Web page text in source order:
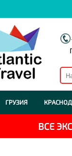
ГРУЗИЯ
ВСЕ